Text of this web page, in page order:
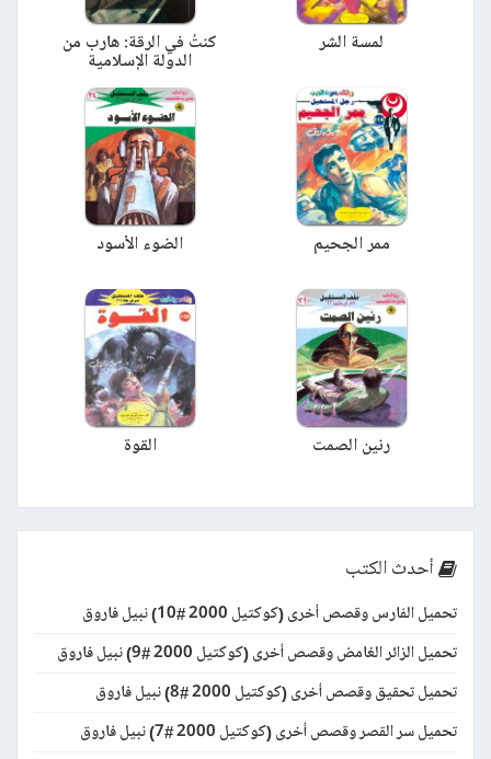
لمسة الشر كنتُ في الرقة: هارب من
الدولة الإسلامية
ممر الجحيم الضوء الأسود
رنين الصمت القوة
أحدث الكتب
تحميل الفارس وقصص أخرى (كوكتيل 2000 #10) نبيل فاروق
تحميل الزائر الغامض وقصص أخرى (كوكتيل 2000 #9) نبيل فاروق
تحميل تحقيق وقصص أخرى (كوكتيل 2000 #8) نبيل فاروق
تحميل سر القصر وقصص أخرى (كوكتيل 2000 #7) نبيل فاروق